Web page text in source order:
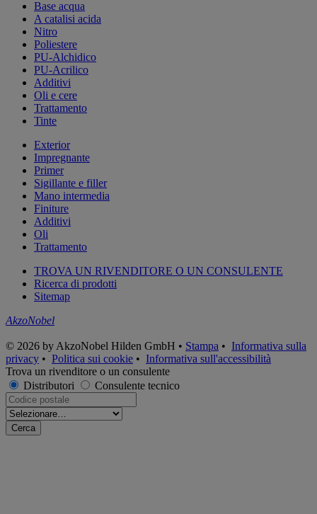
Base acqua
A catalisi acida
Nitro
Poliestere
PU-Alchidico
PU-Acrilico
Additivi
Oli e cere
Trattamento
Tinte
Exterior
Impregnante
Primer
Sigillante e filler
Mano intermedia
Finiture
Additivi
Oli
Trattamento
TROVA UN RIVENDITORE O UN CONSULENTE
Ricerca di prodotti
Sitemap
AkzoNobel
© 2026 by AkzoNobel Hilden GmbH • Stampa • Informativa sulla
privacy • Politica sui cookie • Informativa sull'accessibilità
Trova un rivenditore o un consulente
Distributori
Consulente tecnico